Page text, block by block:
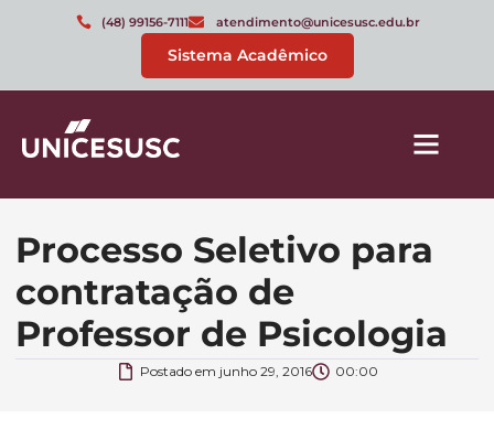
(48) 99156-7111 atendimento@unicesusc.edu.br
Sistema Acadêmico
Processo Seletivo para
contratação de
Professor de Psicologia
Postado em junho 29, 2016 00:00